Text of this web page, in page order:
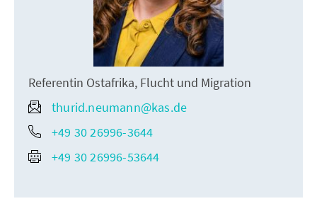
Referentin Ostafrika, Flucht und Migration
thurid.neumann@kas.de
+49 30 26996-3644
+49 30 26996-53644